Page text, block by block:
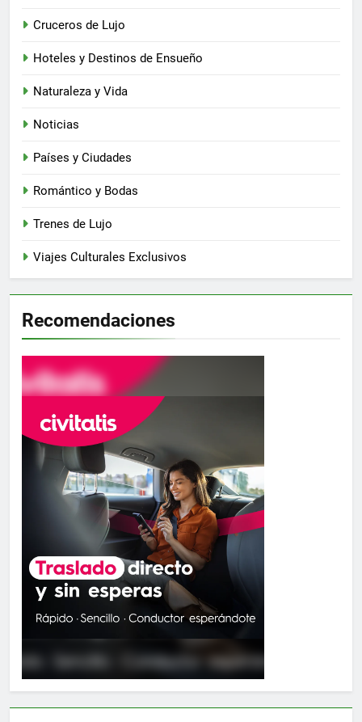
Cruceros de Lujo
Hoteles y Destinos de Ensueño
Naturaleza y Vida
Noticias
Países y Ciudades
Romántico y Bodas
Trenes de Lujo
Viajes Culturales Exclusivos
Recomendaciones